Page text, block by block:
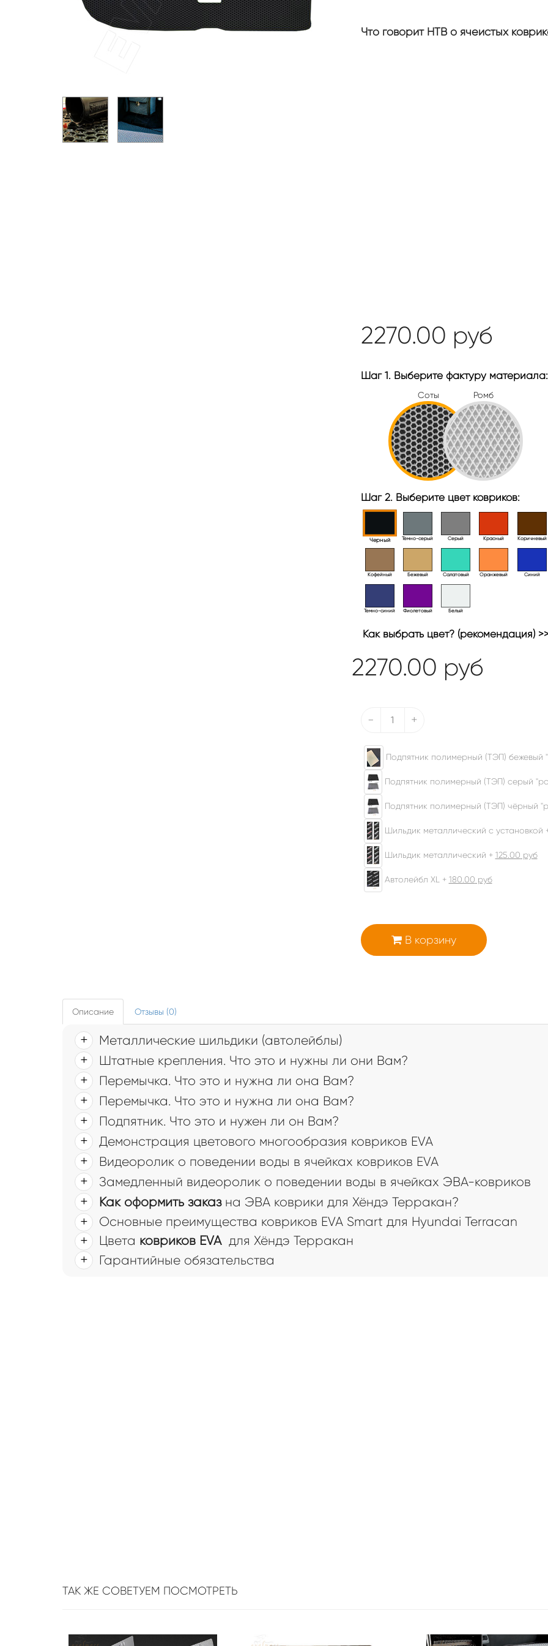
Что говорит НТВ о ячеистых
2270.00 руб
Шаг 1. Выберите фактуру материала:
Соты Ромб
Шаг 2. Выберите цвет ковриков:
Черный Тёмно-серый Серый Красный Коричневый
Кофейный Бежевый Салатовый Оранжевый Синий
Темно-синий Фиолетовый Белый
Как выбрать цвет? (рекомендация)
2270.00 руб
- +
Подпятник полимерный (ТЭП) бежевый
Подпятник полимерный (ТЭП) серый
Подпятник полимерный (ТЭП) чёрный
Шильдик металлический с установкой
Шильдик металлический + 125.00 руб
Автолейбл XL + 180.00 руб
В корзину
Описание Отзывы (0)
Металлические шильдики (автолейблы)
Штатные крепления. Что это и нужны ли они Вам?
Перемычка. Что это и нужна ли она Вам?
Перемычка. Что это и нужна ли она Вам?
Подпятник. Что это и нужен ли он Вам?
Демонстрация цветового многообразия ковриков EVA
Видеоролик о поведении воды в ячейках ковриков EVA
Замедленный видеоролик о поведении воды в ячейках ЭВА-ковриков
Как оформить заказна ЭВА коврики для Хёндэ Терракан?
Основные преимущества ковриков EVA Smart для Hyundai Terracan
Цвета ковриков EVAдля Хёндэ Терракан
Гарантийные обязательства
ТАК ЖЕ СОВЕТУЕМ ПОСМОТРЕТЬ